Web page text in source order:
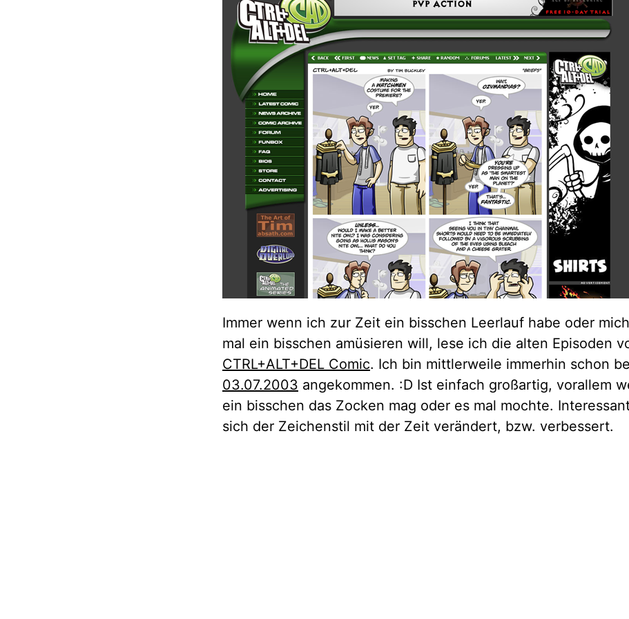
Immer wenn ich zur Zeit ein bisschen Leerlauf habe oder
mal ein bisschen amüsieren will, lese ich die alten Episoden
CTRL+ALT+DEL Comic. Ich bin mittlerweile immerhin schon
03.07.2003 angekommen. :D Ist einfach großartig, vorallem
ein bisschen das Zocken mag oder es mal mochte.
sich der Zeichenstil mit der Zeit verändert, bzw. verbessert.